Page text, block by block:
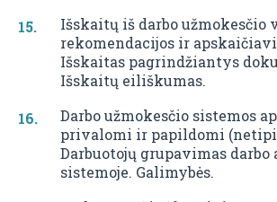
Išskaitų iš darbo užmokesčio
rekomendacijos ir
Išskaitas pagrindžiantys
Išskaitų eiliškumas.
Darbo užmokesčio sistemos
privalomi ir papildomi
Darbuotojų grupavimas darbo
sistemoje. Galimybės.